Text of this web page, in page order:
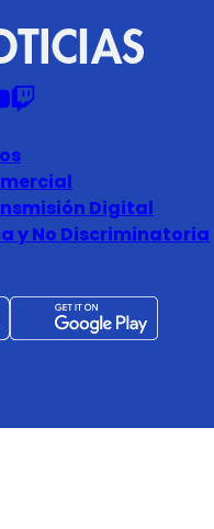
Digital
y No Discriminatoria